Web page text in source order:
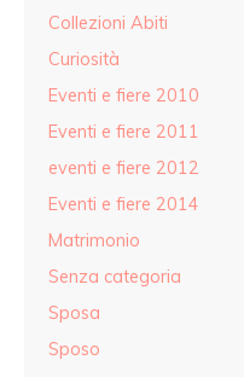
Collezioni Abiti
Curiosità
Eventi e fiere 2010
Eventi e fiere 2011
eventi e fiere 2012
Eventi e fiere 2014
Matrimonio
Senza categoria
Sposa
Sposo